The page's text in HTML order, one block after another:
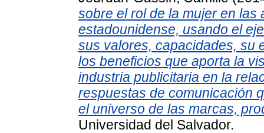
sobre el rol de la mujer en
estadounidense, usando el
sus valores, capacidades, su
los beneficios que aporta la
industria publicitaria en la
respuestas de comunicación
el universo de las marcas,
Universidad del Salvador.